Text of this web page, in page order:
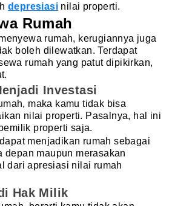
depresiasi nilai properti.
Rumah
rumah, kerugiannya juga
boleh dilewatkan. Terdapat
rumah yang patut dipikirkan,
Investasi
maka kamu tidak bisa
nilai properti. Pasalnya, hal ini
properti saja.
menjadikan rumah sebagai
depan maupun merasakan
dari apresiasi nilai rumah
Hak Milik